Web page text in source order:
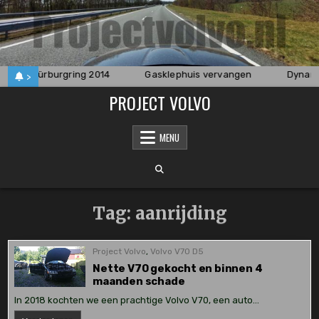
Skip
to
content
>Nürburgring 2014 Gasklephuis vervangen
PROJECT VOLVO
MENU
Tag: aanrijding
Project Volvo,Volvo V70 D5
Nette V70 gekocht en binnen 4
maanden schade
In 2018 kochten we een prachtige Volvo V70, een auto…